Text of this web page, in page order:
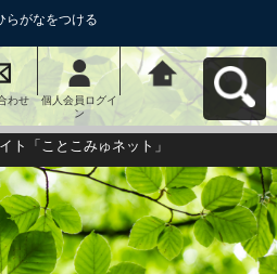
らがなをつける
わせ
個人会員ログイ
ン
江東区コミュニ
ティ活動支援サ
イト「ことこみ
ゅネット」へ戻
る
ト「ことこみゅネット」